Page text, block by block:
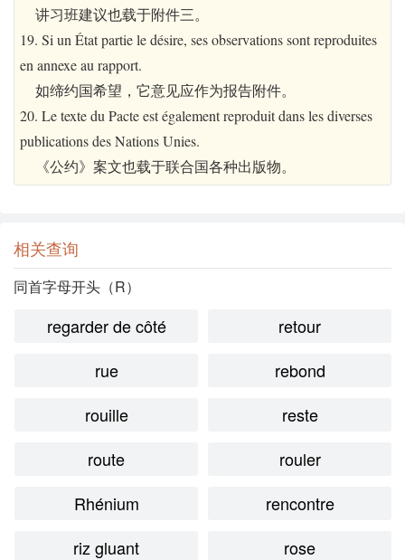
相关查询
同首字母开头（R）
regarder de côté
retour
rue
rebond
rouille
reste
route
rouler
Rhénium
rencontre
riz gluant
rose
讲习班建议也载于附件三。
19. Si un État partie le désire, ses observations sont reproduites
en annexe au rapport.
如缔约国希望，它意见应作为报告附件。
20. Le texte du Pacte est également reproduit dans les diverses
publications des Nations Unies.
《公约》案文也载于联合国各种出版物。